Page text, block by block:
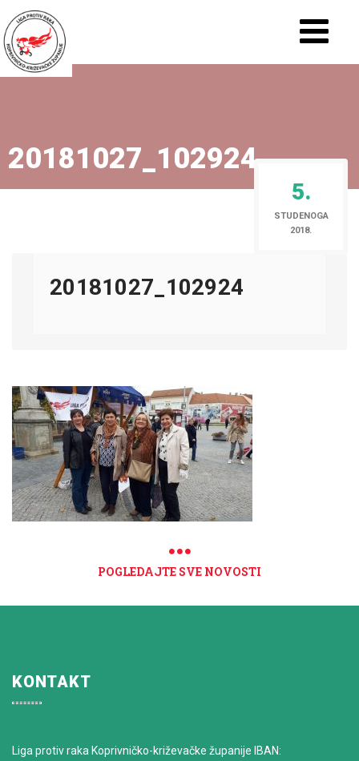
20181027_102924
5.
STUDENOGA
2018.
20181027_102924
POGLEDAJTE SVE NOVOSTI
KONTAKT
Liga protiv raka Koprivničko-križevačke županije IBAN: